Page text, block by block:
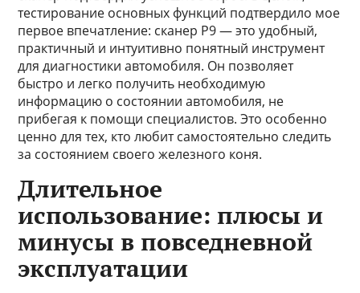
тестирование основных функций подтвердило мое
первое впечатление: сканер P9 — это удобный,
практичный и интуитивно понятный инструмент
для диагностики автомобиля. Он позволяет
быстро и легко получить необходимую
информацию о состоянии автомобиля, не
прибегая к помощи специалистов. Это особенно
ценно для тех, кто любит самостоятельно следить
за состоянием своего железного коня.
Длительное
использование: плюсы и
минусы в повседневной
эксплуатации